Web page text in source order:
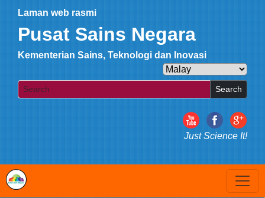
Laman web rasmi
Pusat Sains Negara
Kementerian Sains, Teknologi dan Inovasi
Search
Just Science It!